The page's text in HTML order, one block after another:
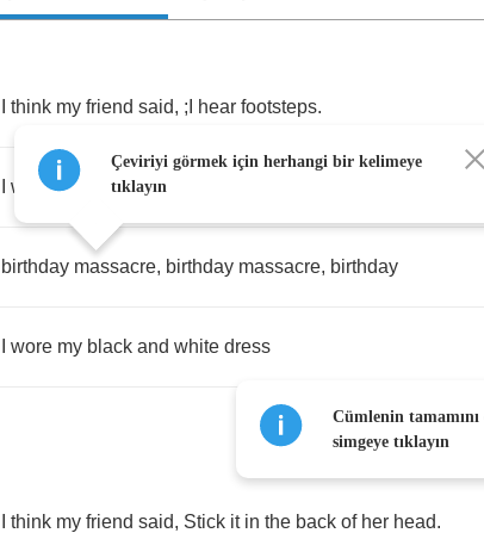
think my friend said, ; hear footsteps.
wore my black and
birthday massacre, birthday massacre, birthday
wore my black and white dress
think my friend said, Stick it in the back of her head.
Çeviriyi görmek için herhangi bir kelimeye
tıklayın
Cümlenin
simgeye tıklayın